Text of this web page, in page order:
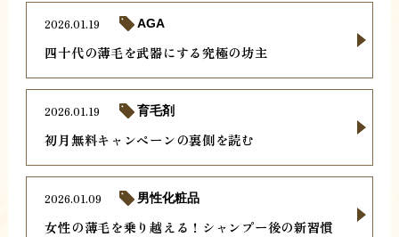
四十代の薄毛を武器にする究極の坊主
2026.01.19 AGA
初月無料キャンペーンの裏側を読む
2026.01.19 育毛剤
女性の薄毛を乗り越える！シャンプー後の新習慣
2026.01.09 男性化粧品